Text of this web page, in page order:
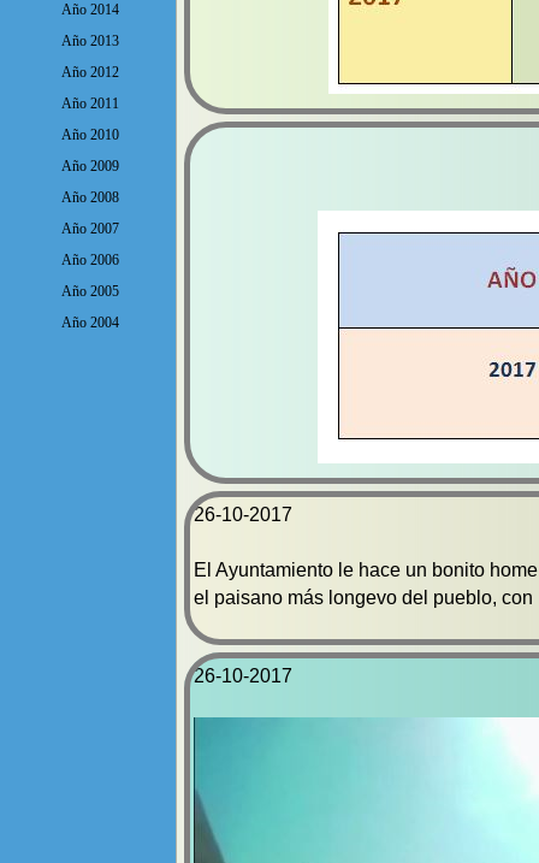
Año 2014
Año 2013
Año 2012
Año 2011
Año 2010
Año 2009
Año 2008
Año 2007
Año 2006
Año 2005
Año 2004
26-10-2017
El Ayuntamiento le hace un bonito
el paisano más longevo del pueblo,
26-10-2017